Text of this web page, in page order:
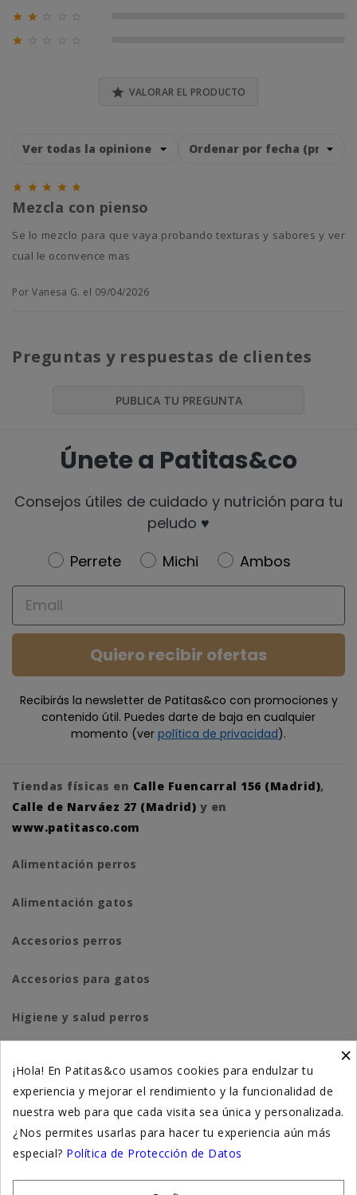
 

 VALORAR EL PRODUCTO
    
Mezcla con pienso
Se lo mezclo para que vaya probando texturas y sabores y ver
cual le oconvence mas
Por Vanesa G. el 09/04/2026
Preguntas y respuestas de clientes
PUBLICA TU PREGUNTA
Únete a Patitas&co
Consejos útiles de cuidado y nutrición para tu
peludo ♥️
Newsletter
Perrete Michi
Ambos
Email
Quiero recibir ofertas
Recibirás la newsletter de Patitas&co con promociones y
contenido útil. Puedes darte de baja en cualquier
momento (ver política de privacidad).
Tiendas físicas en Calle Fuencarral 156 (Madrid),
Calle de Narváez 27 (Madrid) y en
www.patitasco.com
Alimentación perros
Alimentación gatos
Accesorios perros
Accesorios para gatos
Higiene y salud perros
Suplementación natural
Otros
×
¡Hola! En Patitas&co usamos cookies para endulzar tu
experiencia y mejorar el rendimiento y la funcionalidad de
nuestra web para que cada visita sea única y personalizada.
¿Nos permites usarlas para hacer tu experiencia aún más
especial? Política de Protección de Datos